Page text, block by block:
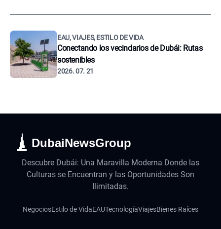
EAU, VIAJES, ESTILO DE VIDA
Conectando los vecindarios de Dubái: Rutas
sostenibles
2026. 07. 21
DubaiNewsGroup
Descubre Dubái: Una Maravilla Moderna Donde las
Culturas se Encuentran y las Oportunidades Son
Ilimitadas.
NegociosEstilo de VidaEAUTecnologíaViajesBienes Raíces